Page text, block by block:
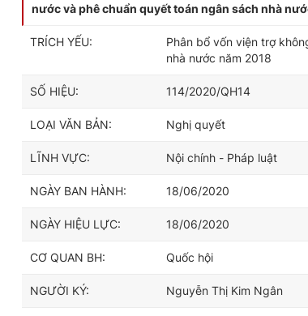
nước và phê chuẩn quyết toán ngân sách nhà
TRÍCH YẾU:
Phân bổ vốn viện trợ
nhà nước năm 2018
SỐ HIỆU: 114/2020/QH14
LOẠI VĂN BẢN: Nghị quyết
LĨNH VỰC: Nội chính - Pháp luật
NGÀY BAN HÀNH: 18/06/2020
NGÀY HIỆU LỰC: 18/06/2020
CƠ QUAN BH: Quốc hội
NGƯỜI KÝ: Nguyễn Thị Kim Ngân